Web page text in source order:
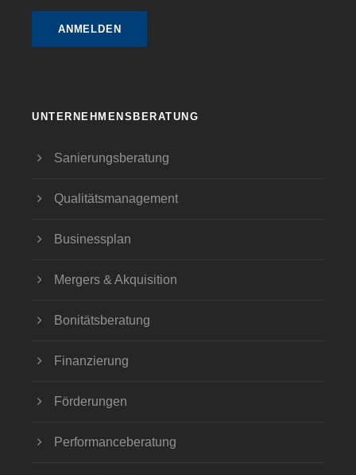
UNTERNEHMENSBERATUNG
Sanierungsberatung
Qualitätsmanagement
Businessplan
Mergers & Akquisition
Bonitätsberatung
Finanzierung
Förderungen
Performanceberatung